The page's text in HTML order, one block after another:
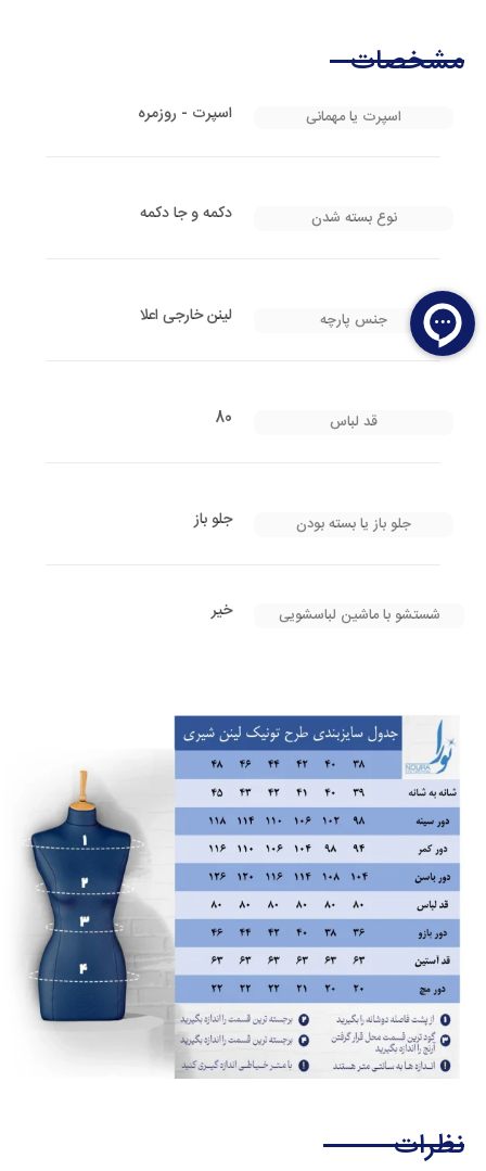
مشخصات
اسپرت یا مهمانی اسپرت - روزمره
نوع بسته شدن دکمه و جا دکمه
جنس پارچه لینن خارجی اعلا
قد لباس 80
جلو باز یا بسته بودن جلو باز
شستشو با ماشین لباسشویی خیر
نظرات